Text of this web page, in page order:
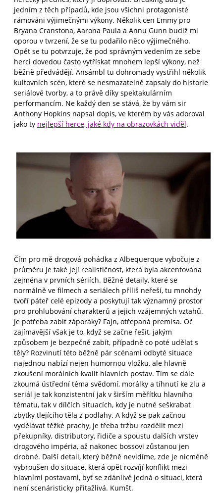
jedním z těch případů, kde jsou všichni protagonisté
rámováni výjimečnými výkony. Několik cen Emmy pro
Bryana Cranstona, Aarona Paula a Annu Gunn budiž mi
oporou v tvrzení, že se tu podařilo něco výjimečného.
Opět se tu potvrzuje, že pod správným vedením ze sebe
herci dovedou často vytřískat mnohem lepší výkony, než
běžně předvádějí. Ansámbl tu dohromady vystřihl několik
kultovních scén, které se nesmazatelně zapsaly do historie
seriálové tvorby, a to právě díky spektakulárním
performancím. Ne každý den se stává, že by vám sir
Anthony Hopkins napsal dopis, ve kterém by vás adoroval
jako ty nejlepší herce, jaké kdy na obrazovkách viděl.
Čím pro mě drogová pohádka z Albequerque vybočuje z
průměru je také její realističnost, která byla akcentována
zejména v prvních sériích. Běžné detaily, které se
normálně ve filmech a seriálech příliš neřeší, tu mnohdy
tvoří páteř celé epizody a poskytují tak významný prostor
pro prohlubování charakterů a jejich vzájemných vztahů.
Je potřeba zabít záporáky? Fajn, otřepaná premisa. Oč
zajímavější však je to, když se začne řešit, jakým
způsobem je bezpečně zabít, případně co poté udělat s
těly? Rozvinutí této běžně pár scénami odbyté situace
najednou nabízí nejen humornou vložku, ale hlavně
zkoušení morálních kvalit hlavních postav. Tím se dále
zkoumá ústřední téma svědomí, morálky a tíhnutí ke zlu a
seriál je tak konzistentní jak v širším měřítku hlavního
tématu, tak v dílčích situacích, kdy je nutné seškrabat
zbytky tlejícího těla z podlahy. A když se pak začnou
vydělávat těžké prachy, je třeba tržbu rozdělit mezi
překupníky, distributory, řidiče a spoustu dalších vrstev
drogového impéria, až nakonec bossovi zůstanou jen
drobné. Další detail, který běžně nevidíme, zde je nicméně
vybroušen do situace, která opět rozvíjí konflikt mezi
hlavními postavami, byť se zdánlivě jedná o situaci, která
není scenáristicky přitažlivá. Kumšt.